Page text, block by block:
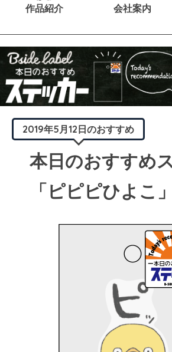
作品紹介 会社案内
2019年5月12日のおすすめ
本日のおすすめ
「ピピピひよこ」